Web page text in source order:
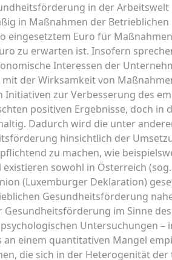
in der
in Maßnahmen der
eingesetztem Euro für
zu erwarten ist. Insofern
Interessen der
der Wirksamkeit von
Initiativen zur Verbesserung des
positiven Ergebnisse, doch in
Dadurch wird die unter
hinsichtlich der
zu machen, wie
sowohl in Österreich
(Luxemburger Deklaration)
Gesundheitsförderung
im Sinne
Untersuchungen –
einem quantitativen Mangel
die sich in der Heterogenität